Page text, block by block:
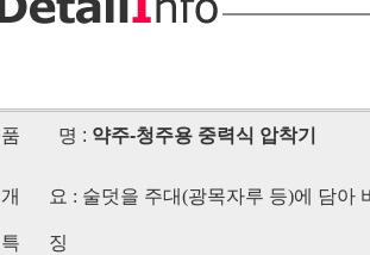
품 명 : 약주-청주용 중력식 압착기
개 요 : 술덧을 주대(광목자루 등)에 담아
특 징